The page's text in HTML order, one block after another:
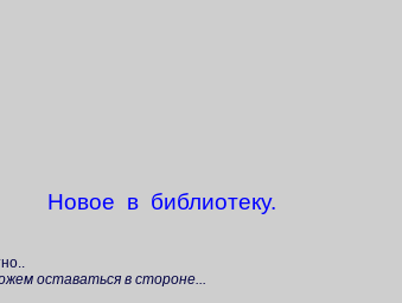
Новое в библиотеку.
оставаться в стороне...